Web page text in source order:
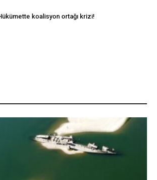
koalisyon ortağı krizi!